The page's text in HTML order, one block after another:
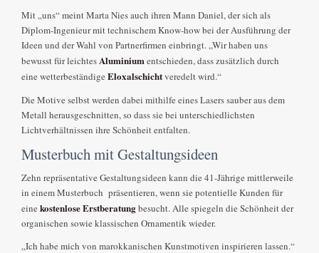
Mit „uns“ meint Marta Nies auch ihren Mann Daniel, der sich als
Diplom-Ingenieur mit technischem Know-how bei der Ausführung der
Ideen und der Wahl von Partnerfirmen einbringt. „Wir haben uns
bewusst für leichtesAluminiumentschieden, dass zusätzlich durch
eine wetterbeständigeEloxalschichtveredelt wird.“
Die Motive selbst werden dabei mithilfe eines Lasers sauber aus dem
Metall herausgeschnitten, so dass sie bei unterschiedlichsten
Lichtverhältnissen ihre Schönheit entfalten.
Musterbuch mit Gestaltungsideen
Zehn repräsentative Gestaltungsideen kann die 41-Jährige mittlerweile
in einem Musterbuch präsentieren, wenn sie potentielle Kunden für
einekostenlose Erstberatungbesucht. Alle spiegeln die Schönheit der
organischen sowie klassischen Ornamentik wieder.
„Ich habe mich von marokkanischen Kunstmotiven inspirieren lassen.“